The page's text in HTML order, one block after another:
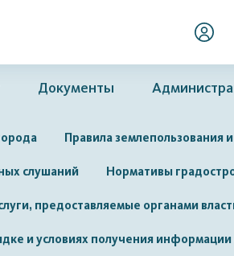
Документы
Правила землепользования
слушаний Нормативы
предоставляемые органами
и условиях получения информации